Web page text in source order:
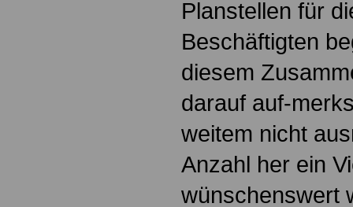
Planstellen für
Beschäftigten
diesem
darauf auf-
weitem nicht
Anzahl her ein
wünschenswert